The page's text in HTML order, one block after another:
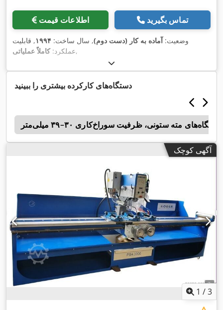
اطلاعات قیمت تماس بگیرید
وضعیت:آماده به کار (دست دوم), سال ساخت: ۱۹۹۴, قابلیت
عملکرد:کاملاً عملیاتی ,
دستگاه‌های کارکرده بیشتری را ببینید
دستگاه‌های مته ستونی، ظرفیت سوراخ‌کاری ۳۰–۳۹ میلی‌متر
آگهی کوچک
1 /3